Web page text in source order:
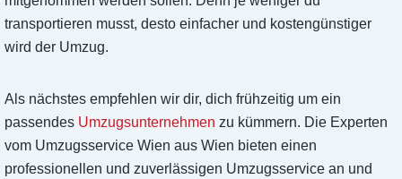
transportieren musst, desto einfacher und kostengünstiger
wird der Umzug.
Als nächstes empfehlen wir dir, dich frühzeitig um ein
passendes Umzugsunternehmen zu kümmern. Die Experten
vom Umzugsservice Wien aus Wien bieten einen
professionellen und zuverlässigen Umzugsservice an und